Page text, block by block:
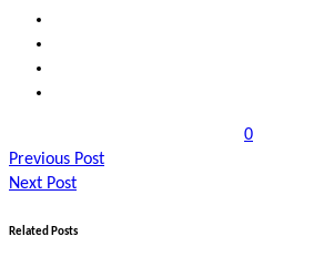
0
Previous Post
Next Post
Related Posts